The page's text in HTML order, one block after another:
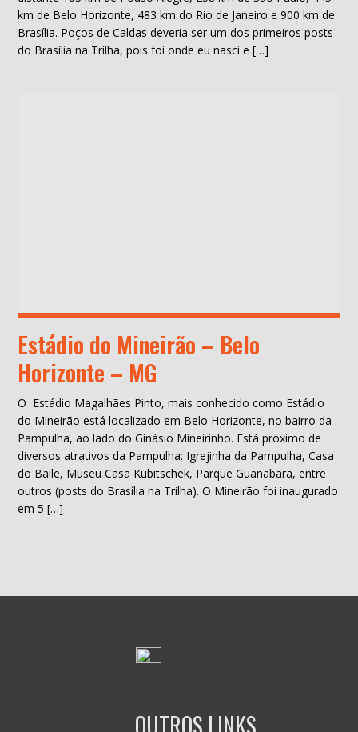
km de Belo Horizonte, 483 km do Rio de Janeiro e 900 km de
Brasília. Poços de Caldas deveria ser um dos primeiros posts
do Brasília na Trilha, pois foi onde eu nasci e […]
Estádio do Mineirão – Belo
Horizonte – MG
O Estádio Magalhães Pinto, mais conhecido como Estádio
do Mineirão está localizado em Belo Horizonte, no bairro da
Pampulha, ao lado do Ginásio Mineirinho. Está próximo de
diversos atrativos da Pampulha: Igrejinha da Pampulha, Casa
do Baile, Museu Casa Kubitschek, Parque Guanabara, entre
outros (posts do Brasília na Trilha). O Mineirão foi inaugurado
em 5 […]